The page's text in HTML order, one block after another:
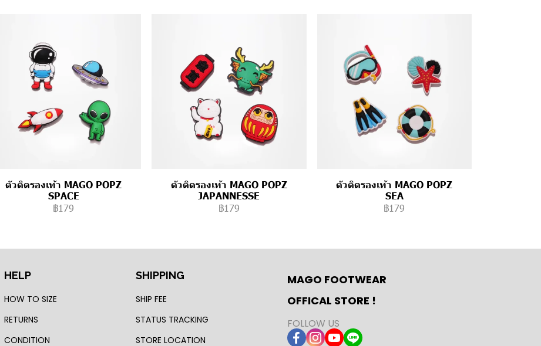
ตัวติดรองเท้า MAGO POPZ
SPACE
฿179
ตัวติดรองเท้า MAGO POPZ
JAPANNESSE
฿179
ตัวติดรองเท้า MAGO POPZ
SEA
฿179
HELP
HOW TO SIZE
RETURNS
CONDITION
SHIPPING
SHIP FEE
STATUS TRACKING
STORE LOCATION
MAGO FOOTWEAR
OFFICAL STORE !
FOLLOW US